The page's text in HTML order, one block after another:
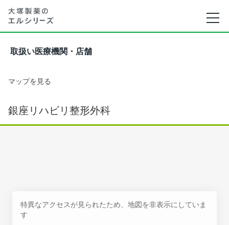
取扱い医療機関・店舗
マップを見る
銀座リハビリ整形外科
特異なアクセスが見られたため、地図を非表示にしていま
す